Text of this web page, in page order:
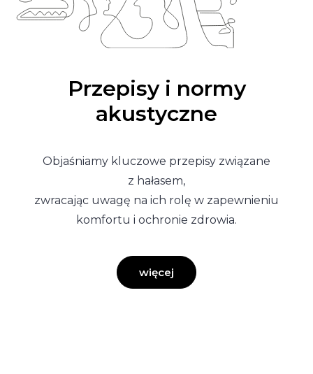
Przepisy i normy
akustyczne
Objaśniamy kluczowe przepisy związane
z hałasem,
zwracając uwagę na ich rolę w zapewnieniu
komfortu i ochronie zdrowia.
więcej